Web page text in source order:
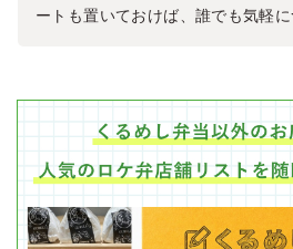
ートも置いておけば、誰でも気軽に